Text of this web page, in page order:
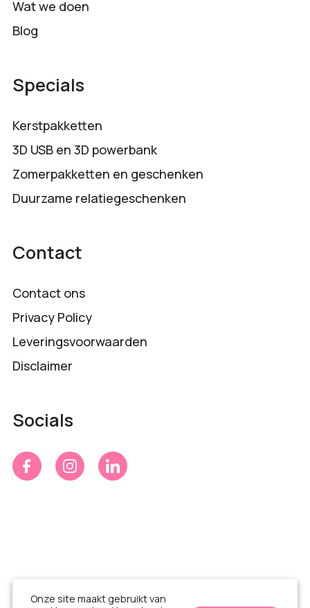
Wat we doen
Blog
Specials
Kerstpakketten
3D USB en 3D powerbank
Zomerpakketten en geschenken
Duurzame relatiegeschenken
Contact
Contact ons
Privacy Policy
Leveringsvoorwaarden
Disclaimer
Socials
Onze site maakt gebruikt van